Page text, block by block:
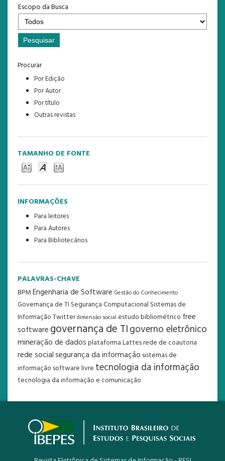
Escopo da Busca
Procurar
Por Edição
Por Autor
Por título
Outras revistas
TAMANHO DE FONTE
INFORMAÇÕES
Para leitores
Para Autores
Para Bibliotecários
PALAVRAS-CHAVE
BPMEngenharia de Software Gestão do Conhecimento
Governança de TI Segurança Computacional Sistemas de
InformaçãoTwitterdimensão social estudo bibliométrico free
software governança de TIgoverno eletrônico
mineração de dadosplataforma Lattesrede de coautoria
rede socialsegurança da informação sistemas de
informação software livre tecnologia da informação
tecnologia da informação e comunicação